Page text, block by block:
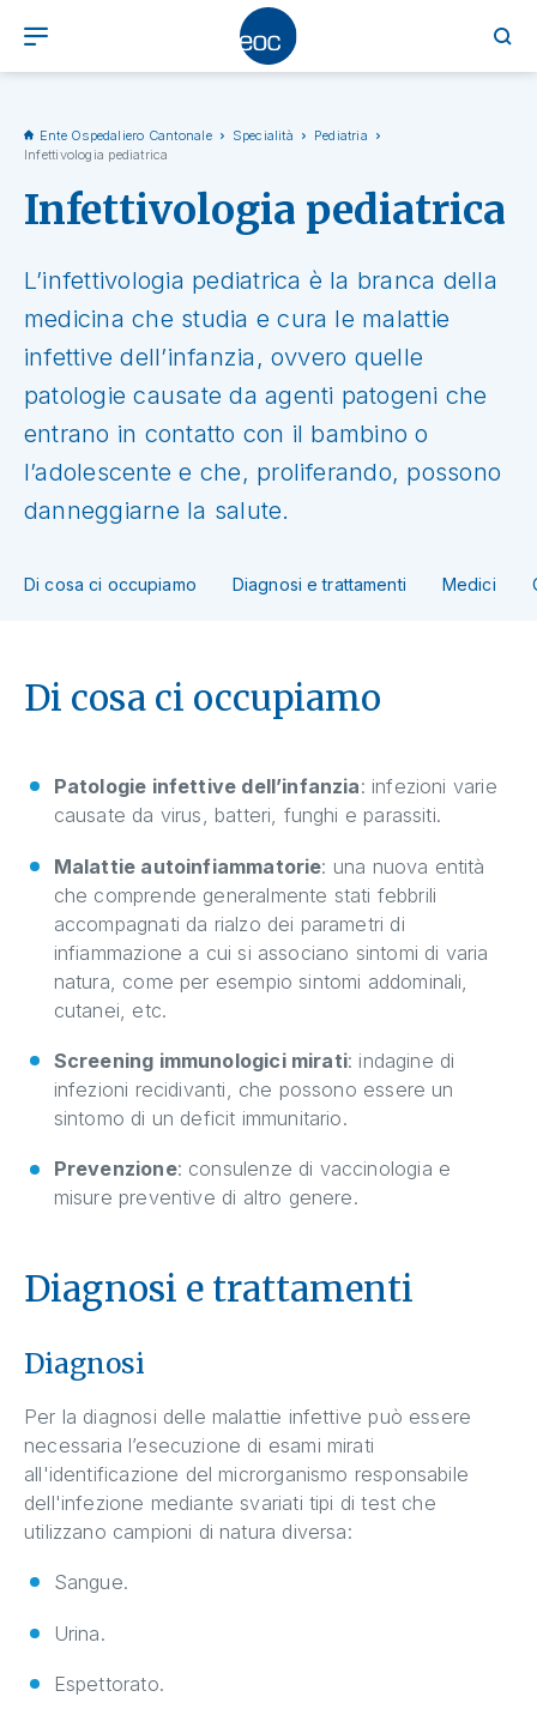
Ente Ospedaliero Cantonale Specialità
Pediatria
Infettivologia pediatrica
Infettivologia pediatrica
L’infettivologia pediatrica è la branca della
medicina che studia e cura le malattie
infettive dell’infanzia, ovvero quelle
patologie causate da agenti patogeni che
entrano in contatto con il bambino o
l’adolescente e che, proliferando, possono
danneggiarne la salute.
Di cosa ci occupiamo Diagnosi e trattamenti Medici
Di cosa ci occupiamo
Patologie infettive dell’infanzia: infezioni varie
causate da virus, batteri, funghi e parassiti.
Malattie autoinfiammatorie: una nuova entità
che comprende generalmente stati febbrili
accompagnati da rialzo dei parametri di
infiammazione a cui si associano sintomi di varia
natura, come per esempio sintomi addominali,
cutanei, etc.
Screening immunologici mirati: indagine di
infezioni recidivanti, che possono essere un
sintomo di un deficit immunitario.
Prevenzione: consulenze di vaccinologia e
misure preventive di altro genere.
Diagnosi e trattamenti
Diagnosi
Per la diagnosi delle malattie infettive può essere
necessaria l’esecuzione di esami mirati
all'identificazione del microrganismo responsabile
dell'infezione mediante svariati tipi di test che
utilizzano campioni di natura diversa:
Sangue.
Urina.
Espettorato.